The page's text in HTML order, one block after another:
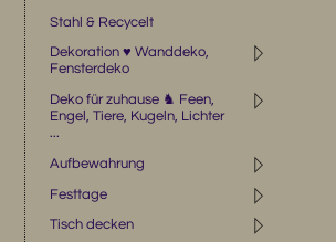
Stahl & Recycelt
◹
Dekoration ♥ Wanddeko,
Fensterdeko
◹
Deko für zuhause ♞ Feen,
Engel, Tiere, Kugeln, Lichter
...
◹
Aufbewahrung
◹
Festtage
◹
Tisch decken